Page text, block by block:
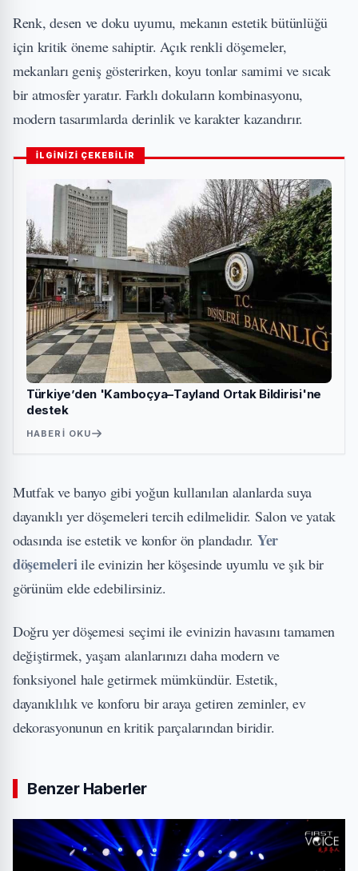
Renk, desen ve doku uyumu, mekanın estetik bütünlüğü
için kritik öneme sahiptir. Açık renkli döşemeler,
mekanları geniş gösterirken, koyu tonlar samimi ve sıcak
bir atmosfer yaratır. Farklı dokuların kombinasyonu,
modern tasarımlarda derinlik ve karakter kazandırır.
İLGİNİZİ ÇEKEBİLİR
Türkiye’den 'Kamboçya–Tayland Ortak Bildirisi'ne
destek
HABERI OKU
Mutfak ve banyo gibi yoğun kullanılan alanlarda suya
dayanıklı yer döşemeleri tercih edilmelidir. Salon ve yatak
odasında ise estetik ve konfor ön plandadır. Yer
döşemeleriile evinizin her köşesinde uyumlu ve şık bir
görünüm elde edebilirsiniz.
Doğru yer döşemesi seçimi ile evinizin havasını tamamen
değiştirmek, yaşam alanlarınızı daha modern ve
fonksiyonel hale getirmek mümkündür. Estetik,
dayanıklılık ve konforu bir araya getiren zeminler, ev
dekorasyonunun en kritik parçalarından biridir.
Benzer Haberler